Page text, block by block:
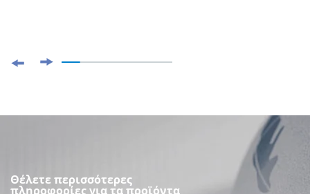
Θέλετε περισσότερες
πληροφορίες για τα προϊόντα